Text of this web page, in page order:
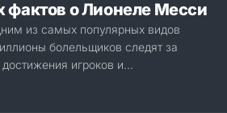
фактов о Лионеле Месси
из самых популярных видов
болельщиков следят за
игроков и...